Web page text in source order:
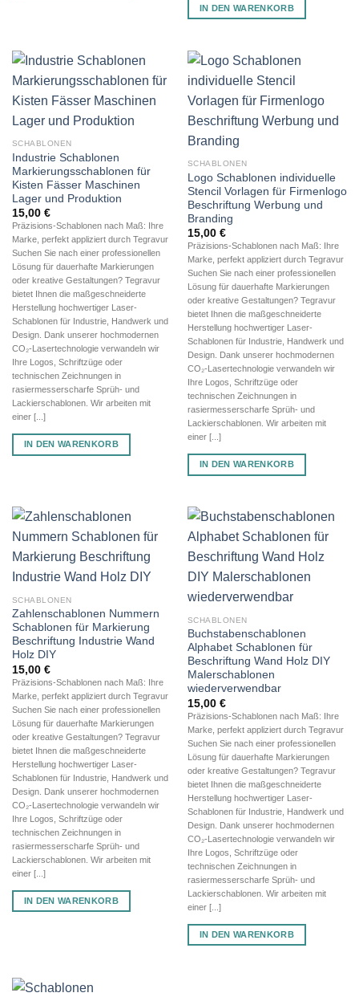
IN DEN WARENKORB
SCHABLONEN
Industrie Schablonen
Markierungsschablonen für
Kisten Fässer Maschinen
Lager und Produktion
15,00 €
Präzisions-Schablonen nach Maß: Ihre
Marke, perfekt appliziert durch Tegravur
Suchen Sie nach einer professionellen
Lösung für dauerhafte Markierungen
oder kreative Gestaltungen? Tegravur
bietet Ihnen die maßgeschneiderte
Herstellung hochwertiger Laser-
Schablonen für Industrie, Handwerk und
Design. Dank unserer hochmodernen
CO₂-Lasertechnologie verwandeln wir
Ihre Logos, Schriftzüge oder
technischen Zeichnungen in
rasiermesserscharfe Sprüh- und
Lackierschablonen. Wir arbeiten mit
einer [...]
IN DEN WARENKORB
SCHABLONEN
Logo Schablonen individuelle
Stencil Vorlagen für Firmenlogo
Beschriftung Werbung und
Branding
15,00 €
Präzisions-Schablonen nach Maß: Ihre
Marke, perfekt appliziert durch Tegravur
Suchen Sie nach einer professionellen
Lösung für dauerhafte Markierungen
oder kreative Gestaltungen? Tegravur
bietet Ihnen die maßgeschneiderte
Herstellung hochwertiger Laser-
Schablonen für Industrie, Handwerk und
Design. Dank unserer hochmodernen
CO₂-Lasertechnologie verwandeln wir
Ihre Logos, Schriftzüge oder
technischen Zeichnungen in
rasiermesserscharfe Sprüh- und
Lackierschablonen. Wir arbeiten mit
einer [...]
IN DEN WARENKORB
SCHABLONEN
Zahlenschablonen Nummern
Schablonen für Markierung
Beschriftung Industrie Wand
Holz DIY
15,00 €
Präzisions-Schablonen nach Maß: Ihre
Marke, perfekt appliziert durch Tegravur
Suchen Sie nach einer professionellen
Lösung für dauerhafte Markierungen
oder kreative Gestaltungen? Tegravur
bietet Ihnen die maßgeschneiderte
Herstellung hochwertiger Laser-
Schablonen für Industrie, Handwerk und
Design. Dank unserer hochmodernen
CO₂-Lasertechnologie verwandeln wir
Ihre Logos, Schriftzüge oder
technischen Zeichnungen in
rasiermesserscharfe Sprüh- und
Lackierschablonen. Wir arbeiten mit
einer [...]
IN DEN WARENKORB
SCHABLONEN
Buchstabenschablonen
Alphabet Schablonen für
Beschriftung Wand Holz DIY
Malerschablonen
wiederverwendbar
15,00 €
Präzisions-Schablonen nach Maß: Ihre
Marke, perfekt appliziert durch Tegravur
Suchen Sie nach einer professionellen
Lösung für dauerhafte Markierungen
oder kreative Gestaltungen? Tegravur
bietet Ihnen die maßgeschneiderte
Herstellung hochwertiger Laser-
Schablonen für Industrie, Handwerk und
Design. Dank unserer hochmodernen
CO₂-Lasertechnologie verwandeln wir
Ihre Logos, Schriftzüge oder
technischen Zeichnungen in
rasiermesserscharfe Sprüh- und
Lackierschablonen. Wir arbeiten mit
einer [...]
IN DEN WARENKORB